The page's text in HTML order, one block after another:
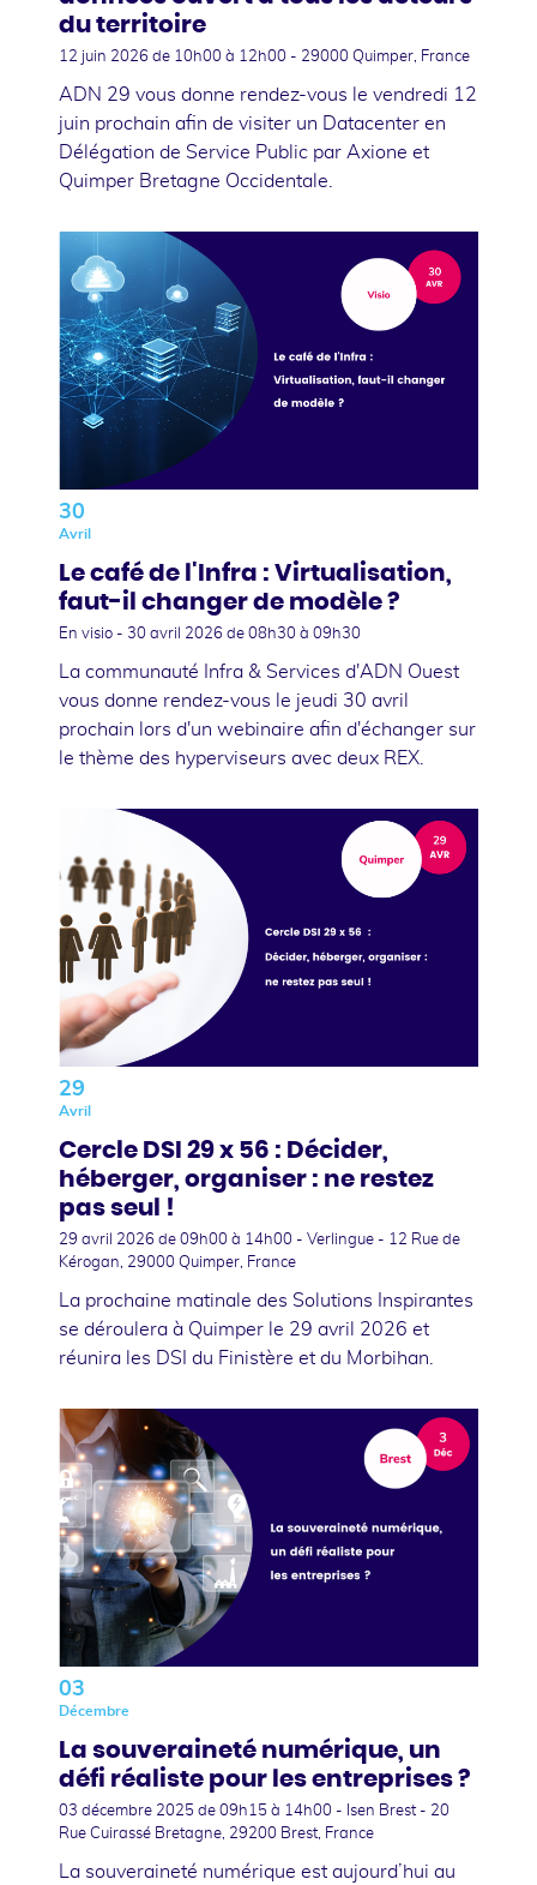
du territoire
12 juin 2026 de 10h00 à 12h00 - 29000 Quimper, France
ADN 29 vous donne rendez-vous le vendredi 12
juin prochain afin de visiter un Datacenter en
Délégation de Service Public par Axione et
Quimper Bretagne Occidentale.
30
Avril
Le café de l'Infra : Virtualisation,
faut-il changer de modèle ?
En visio - 30 avril 2026 de 08h30 à 09h30
La communauté Infra & Services d'ADN Ouest
vous donne rendez-vous le jeudi 30 avril
prochain lors d'un webinaire afin d'échanger sur
le thème des hyperviseurs avec deux REX.
29
Avril
Cercle DSI 29 x 56 : Décider,
héberger, organiser : ne restez
pas seul !
29 avril 2026 de 09h00 à 14h00 - Verlingue - 12 Rue de
Kérogan, 29000 Quimper, France
La prochaine matinale des Solutions Inspirantes
se déroulera à Quimper le 29 avril 2026 et
réunira les DSI du Finistère et du Morbihan.
03
Décembre
La souveraineté numérique, un
défi réaliste pour les entreprises ?
03 décembre 2025 de 09h15 à 14h00 - Isen Brest - 20
Rue Cuirassé Bretagne, 29200 Brest, France
La souveraineté numérique est aujourd’hui au